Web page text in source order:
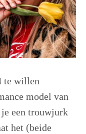
te willen
model van
een trouwjurk
het (beide